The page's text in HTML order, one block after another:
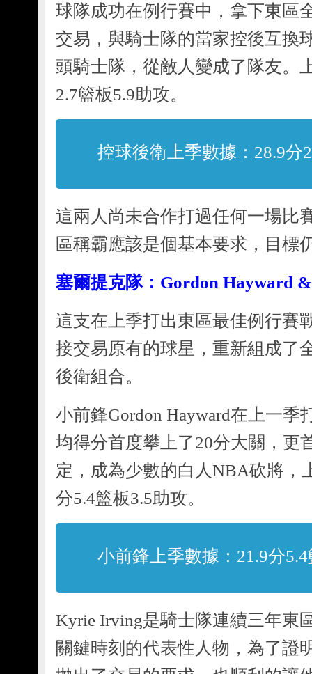
球隊成功在例行賽中，拿下東區
交易，與騎士隊的當家控後互換
頭騎士隊，從敵人變成了隊友。
2.7籃板5.9助攻。
控球後衛上季數據：28.9分
這兩人尚未合作打過任何一場比
區稱霸應該是個基本要求，目標
塞爾提克隊： Gordon Hayward
這支在上季打出東區最佳例行賽
接交易原有的球星，重新組成了
後衛組合。
小前鋒Gordon Hayward在上一
均得分首度攀上了20分大關，更
定，成為少數的白人NBA砍將，
分5.4籃板3.5助攻。
小前鋒上季數據：21.9分
Kyrie Irving是騎士隊連續三年東
關鍵時刻的代表性人物，為了證